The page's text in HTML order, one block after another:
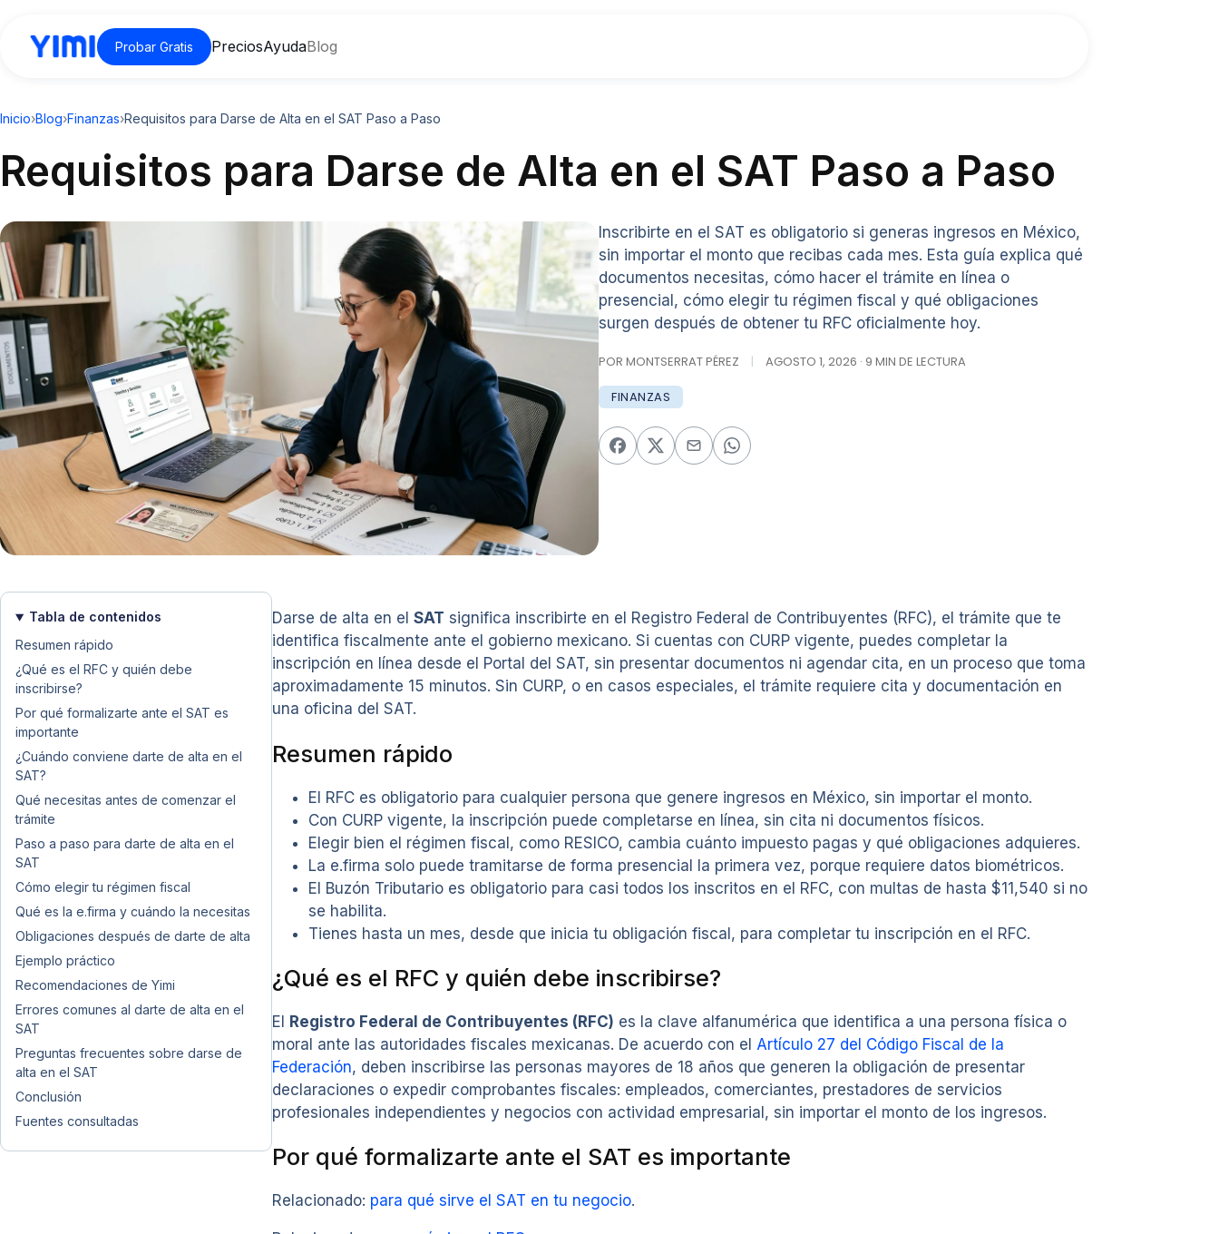
Probar Gratis PreciosAyudaBlog
Inicio›Blog›Finanzas›Requisitos para Darse de Alta en el SAT Paso a Paso
Requisitos para Darse de Alta en el SAT Paso a Paso
Inscribirte en el SAT es obligatorio si generas ingresos en México,
sin importar el monto que recibas cada mes. Esta guía explica qué
documentos necesitas, cómo hacer el trámite en línea o
presencial, cómo elegir tu régimen fiscal y qué obligaciones
surgen después de obtener tu RFC oficialmente hoy.
POR MONTSERRAT PÉREZ | AGOSTO 1, 2026 · 9 MIN DE LECTURA
FINANZAS
Tabla de contenidos
Resumen rápido
¿Qué es el RFC y quién debe
inscribirse?
Por qué formalizarte ante el SAT es
importante
¿Cuándo conviene darte de alta en el
SAT?
Qué necesitas antes de comenzar el
trámite
Paso a paso para darte de alta en el
SAT
Cómo elegir tu régimen fiscal
Qué es la e.firma y cuándo la necesitas
Obligaciones después de darte de alta
Ejemplo práctico
Recomendaciones de Yimi
Errores comunes al darte de alta en el
SAT
Preguntas frecuentes sobre darse de
alta en el SAT
Conclusión
Fuentes consultadas
Darse de alta en el SAT significa inscribirte en el Registro Federal de Contribuyentes (RFC), el trámite que te
identifica fiscalmente ante el gobierno mexicano. Si cuentas con CURP vigente, puedes completar la
inscripción en línea desde el Portal del SAT, sin presentar documentos ni agendar cita, en un proceso que toma
aproximadamente 15 minutos. Sin CURP, o en casos especiales, el trámite requiere cita y documentación en
una oficina del SAT.
Resumen rápido
El RFC es obligatorio para cualquier persona que genere ingresos en México, sin importar el monto.
Con CURP vigente, la inscripción puede completarse en línea, sin cita ni documentos físicos.
Elegir bien el régimen fiscal, como RESICO, cambia cuánto impuesto pagas y qué obligaciones adquieres.
La e.firma solo puede tramitarse de forma presencial la primera vez, porque requiere datos biométricos.
El Buzón Tributario es obligatorio para casi todos los inscritos en el RFC, con multas de hasta $11,540 si no
se habilita.
Tienes hasta un mes, desde que inicia tu obligación fiscal, para completar tu inscripción en el RFC.
¿Qué es el RFC y quién debe inscribirse?
El Registro Federal de Contribuyentes (RFC) es la clave alfanumérica que identifica a una persona física o
moral ante las autoridades fiscales mexicanas. De acuerdo con el Artículo 27 del Código Fiscal de la
Federación, deben inscribirse las personas mayores de 18 años que generen la obligación de presentar
declaraciones o expedir comprobantes fiscales: empleados, comerciantes, prestadores de servicios
profesionales independientes y negocios con actividad empresarial, sin importar el monto de los ingresos.
Por qué formalizarte ante el SAT es importante
Relacionado: para qué sirve el SAT en tu negocio.